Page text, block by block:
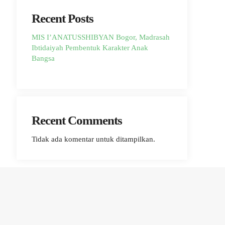
Recent Posts
MIS I’ANATUSSHIBYAN Bogor, Madrasah
Ibtidaiyah Pembentuk Karakter Anak
Bangsa
Recent Comments
Tidak ada komentar untuk ditampilkan.